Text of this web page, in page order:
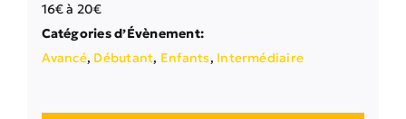
16€ à 20€
Catégories d’Évènement:
Avancé, Débutant, Enfants, Intermédiaire